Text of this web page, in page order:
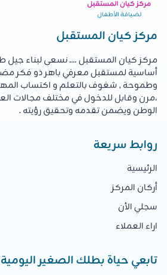
مركز كيان المستقبل
مركز كيان المستقبل .... نسعى لبناء
أساسية لمستقبل معرفي باهر ذو فكر
وطموحة , شغوف بالتعلم و اكتساب
،مرن وقابل للدخول في مختلف مجالات
الوطن ويضمن تقدمه وتحقيق رؤيته .
روابط سريعة
الرئيسية
أركان المركز
سجلي الأن
اراء العملاء
تابعي حياة بطلك الصغير اليومية